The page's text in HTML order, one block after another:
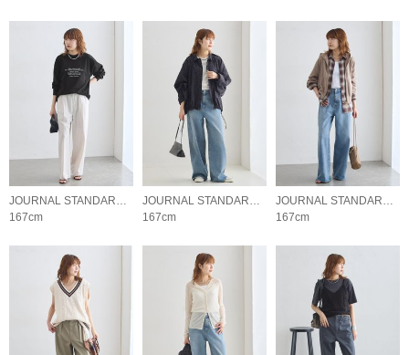
JOURNAL STANDARD L'ESSAGE
167cm
JOURNAL STANDARD L'ESSAGE
167cm
JOURNAL STANDARD L'ESSAGE
167cm